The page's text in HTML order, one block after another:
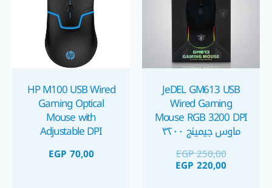
JeDEL GM613 USB
Wired Gaming
Mouse RGB 3200 DPI
ماوس جيمينج ٣٢٠٠
EGP250,00
EGP 220,00
HP M100 USB Wired
Gaming Optical
Mouse with
Adjustable DPI
EGP 70,00